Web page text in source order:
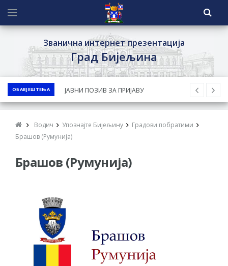
Званична интернет презентација
Град Бијељина
ОБАВЈЕШТЕЊА
ЈАВНИ ПОЗИВ ЗА ПРИЈАВУ
НЕПРОПИСНОГ ОДЛАГАЊА ОТПАДА УЗ
ЈАВНИ КОНКУРС ЗА ДОДЈЕЛУ
СУФИНАНСИРАЊЕ КУПОВИНЕ СЕОСКЕ
Нукић
ПРЕЛИМИНАРНA РАНГ ЛИСТA
КАНДИДАТА КОЈИ СУ ОСТВАРИЛИ ПРАВО
НА ГРАДСКИ МЈЕСЕЧНИ БОРАЧКИ
Водич Упознајте Бијељину
Градови побратими
Брашов (Румунија)
Брашов (Румунија)